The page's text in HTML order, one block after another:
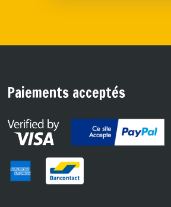
Paiements acceptés